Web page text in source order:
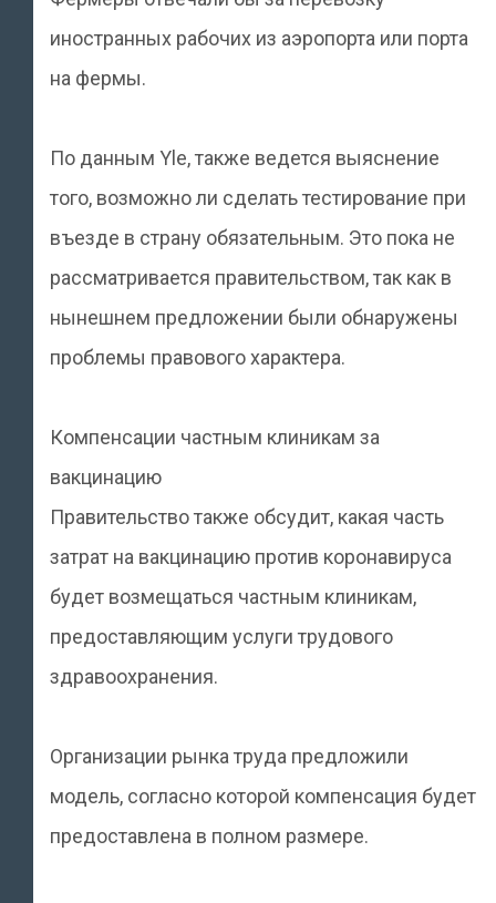
иностранных рабочих из аэропорта или порта
на фермы.
По данным Yle, также ведется выяснение
того, возможно ли сделать тестирование при
въезде в страну обязательным. Это пока не
рассматривается правительством, так как в
нынешнем предложении были обнаружены
проблемы правового характера.
Компенсации частным клиникам за
вакцинацию
Правительство также обсудит, какая часть
затрат на вакцинацию против коронавируса
будет возмещаться частным клиникам,
предоставляющим услуги трудового
здравоохранения.
Организации рынка труда предложили
модель, согласно которой компенсация будет
предоставлена в полном размере.